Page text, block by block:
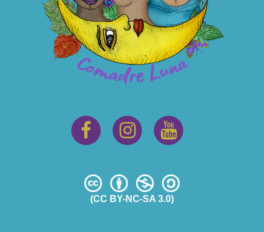
(CC BY-NC-SA 3.0)